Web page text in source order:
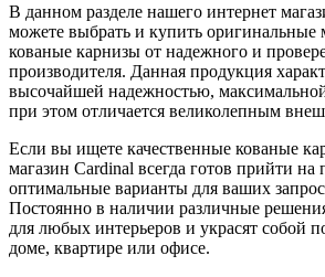
В данном разделе нашего интернет
можете выбрать и купить оригинальные
кованые карнизы от надежного и
производителя. Данная продукция
высочайшей надежностью,
при этом отличается великолепным
Если вы ищете качественные кованые
магазин Cardinal всегда готов прийти
оптимальные варианты для ваших
Постоянно в наличии различные
для любых интерьеров и украсят собой
доме, квартире или офисе.